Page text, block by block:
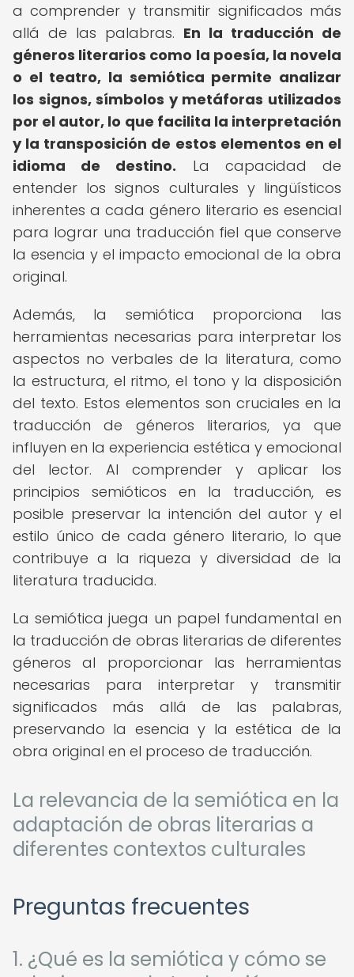
a comprender y transmitir significados más
allá de las palabras. En la traducción de
géneros literarios como la poesía, la novela
o el teatro, la semiótica permite analizar
los signos, símbolos y metáforas utilizados
por el autor, lo que facilita la interpretación
y la transposición de estos elementos en el
idioma de destino. La capacidad de
entender los signos culturales y lingüísticos
inherentes a cada género literario es esencial
para lograr una traducción fiel que conserve
la esencia y el impacto emocional de la obra
original.
Además, la semiótica proporciona las
herramientas necesarias para interpretar los
aspectos no verbales de la literatura, como
la estructura, el ritmo, el tono y la disposición
del texto. Estos elementos son cruciales en la
traducción de géneros literarios, ya que
influyen en la experiencia estética y emocional
del lector. Al comprender y aplicar los
principios semióticos en la traducción, es
posible preservar la intención del autor y el
estilo único de cada género literario, lo que
contribuye a la riqueza y diversidad de la
literatura traducida.
La semiótica juega un papel fundamental en
la traducción de obras literarias de diferentes
géneros al proporcionar las herramientas
necesarias para interpretar y transmitir
significados más allá de las palabras,
preservando la esencia y la estética de la
obra original en el proceso de traducción.
La relevancia de la semiótica en la
adaptación de obras literarias a
diferentes contextos culturales
Preguntas frecuentes
1. ¿Qué es la semiótica y cómo se